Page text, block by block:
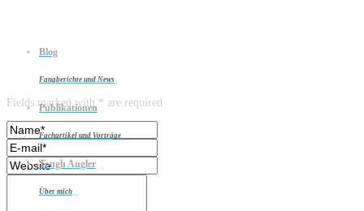
Blog
Fangberichte und News
Publikationen
Fachartikel und Vorträge
Tough Angler
Über mich
Leave a reply
Fields marked with * are required